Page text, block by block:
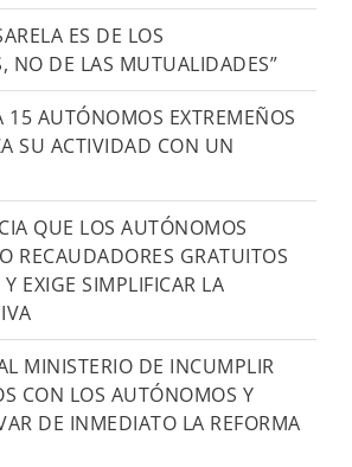
ES DE LOS
NO DE LAS MUTUALIDADES”
15 AUTÓNOMOS EXTREMEÑOS
SU ACTIVIDAD CON UN
QUE LOS AUTÓNOMOS
RECAUDADORES GRATUITOS
EXIGE SIMPLIFICAR LA
MINISTERIO DE INCUMPLIR
CON LOS AUTÓNOMOS Y
DE INMEDIATO LA REFORMA